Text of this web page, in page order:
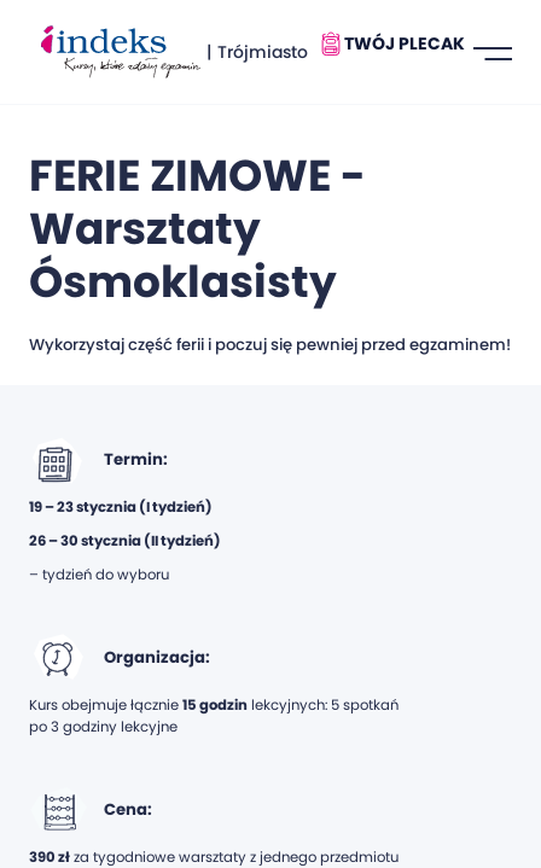
| Trójmiasto TWÓJ PLECAK
FERIE ZIMOWE -
Warsztaty
Ósmoklasisty
Wykorzystaj część ferii i poczuj się pewniej przed egzaminem!
Termin:
19 – 23 stycznia (I tydzień)
26 – 30 stycznia (II tydzień)
– tydzień do wyboru
Organizacja:
Kurs obejmuje łącznie15 godzin lekcyjnych: 5 spotkań
po 3 godziny lekcyjne
Cena:
390 złza tygodniowe warsztaty z jednego przedmiotu